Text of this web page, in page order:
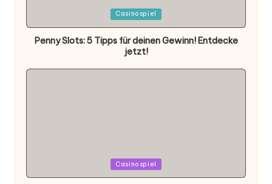
in
Casinospiel
Penny Slots: 5 Tipps für deinen Gewinn! Entdecke
jetzt!
in
Casinospiel